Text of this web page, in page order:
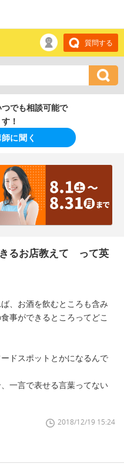
質問する
でも相談可能で
す！
に聞く
るお店教えて って英
、お酒を飲むところも含み
事ができるところってどこ
ドスポットとかになるんで
一言で表せる言葉ってない
2018/12/19 15:24